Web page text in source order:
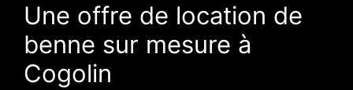
Une offre de location de
benne sur mesure à
Cogolin